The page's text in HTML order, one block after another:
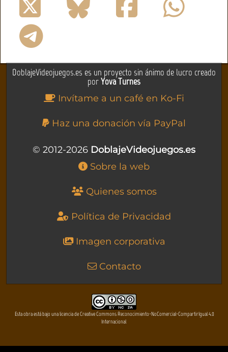
DoblajeVideojuegos.es es un proyecto sin ánimo de lucro creado
porYova Turnes
Invítame a un café en Ko-Fi
Haz una donación vía PayPal
© 2012-2026 DoblajeVideojuegos.es
Sobre la web
Quienes somos
Política de Privacidad
Imagen corporativa
Contacto
Esta obra está bajo una licencia de Creative Commons Reconocimiento-NoComercial-CompartirIgual 4.0
Internacional